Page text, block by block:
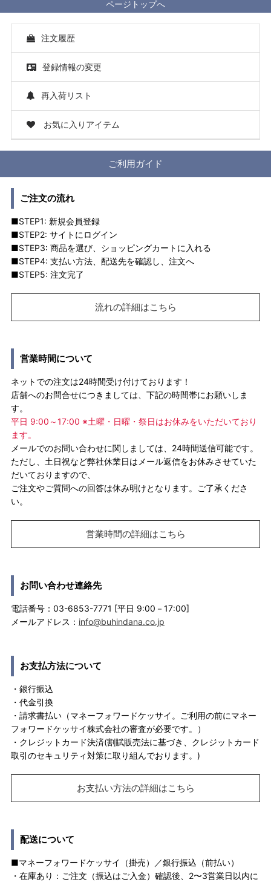
ページトップへ
注文履歴
登録情報の変更
再入荷リスト
お気に入りアイテム
ご利用ガイド
ご注文の流れ
■STEP1: 新規会員登録
■STEP2: サイトにログイン
■STEP3: 商品を選び、ショッピングカートに入れる
■STEP4: 支払い方法、配送先を確認し、注文へ
■STEP5: 注文完了
流れの詳細はこちら
営業時間について
ネットでの注文は24時間受け付けております！
店舗へのお問合せにつきましては、下記の時間帯にお願いしま
す。
平日 9:00～17:00 ※土曜・日曜・祭日はお休みをいただいており
ます。
メールでのお問い合わせに関しましては、24時間送信可能です。
ただし、土日祝など弊社休業日はメール返信をお休みさせていた
だいておりますので、
ご注文やご質問への回答は休み明けとなります。ご了承くださ
い。
営業時間の詳細はこちら
お問い合わせ連絡先
電話番号：03-6853-7771 [平日 9:00－17:00]
メールアドレス： info@buhindana.co.jp
お支払方法について
・銀行振込
・代金引換
・請求書払い（マネーフォワードケッサイ。ご利用の前にマネー
フォワードケッサイ株式会社の審査が必要です。）
・クレジットカード決済(割賦販売法に基づき、クレジットカード
取引のセキュリティ対策に取り組んでおります。)
お支払い方法の詳細はこちら
配送について
■マネーフォワードケッサイ（掛売）／銀行振込（前払い）
・在庫あり：ご注文（振込はご入金）確認後、2〜3営業日以内に